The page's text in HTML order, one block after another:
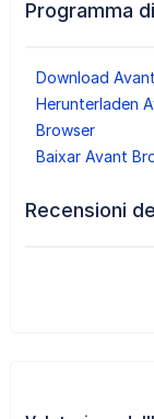
Programma
Download
Herunterladen
Browser
Baixar Avant
Recensioni